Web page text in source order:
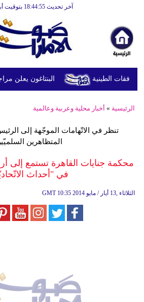
آخر تحديث 18:44:55 بتوقيت أبوظبي
البنتاغون يعلن
الرئيسية » أخبار محلية وعربية وعالمية
تنظر في الاتّهامات الموجّهة إلى
المتظاهرين
محكمة جنايات القاهرة تستمع إلى
في "أحداث
GMT 10:35 2014 الثلاثاء ,13 أيار / مايو